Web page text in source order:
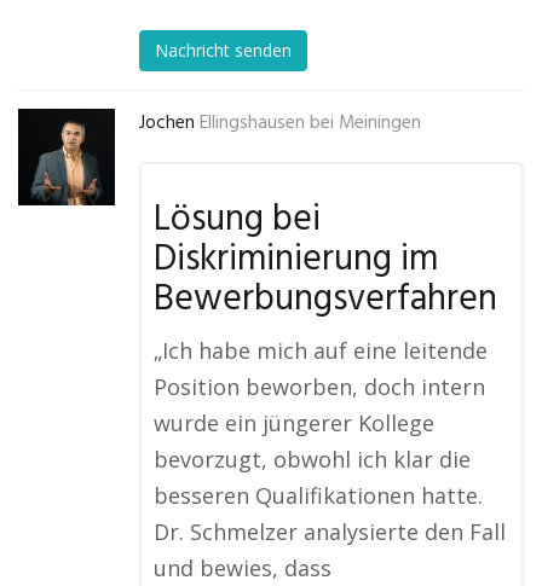
Nachricht senden
Jochen Ellingshausen bei Meiningen
Lösung bei
Diskriminierung im
Bewerbungsverfahren
„Ich habe mich auf eine leitende
Position beworben, doch intern
wurde ein jüngerer Kollege
bevorzugt, obwohl ich klar die
besseren Qualifikationen hatte.
Dr. Schmelzer analysierte den Fall
und bewies, dass